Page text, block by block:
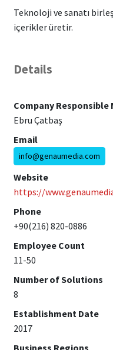
Teknoloji ve sanatı
içerikler üretir.
Details
Company Responsible
Ebru Çatbaş
Email
info@genaumedia.com
Website
https://
Phone
+90(216) 820-0886
Employee Count
11-50
Number of Solutions
8
Establishment Date
2017
Business Regions